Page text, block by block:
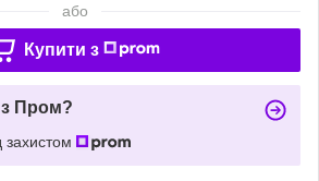
або
Купити з
з Пром?
захистом